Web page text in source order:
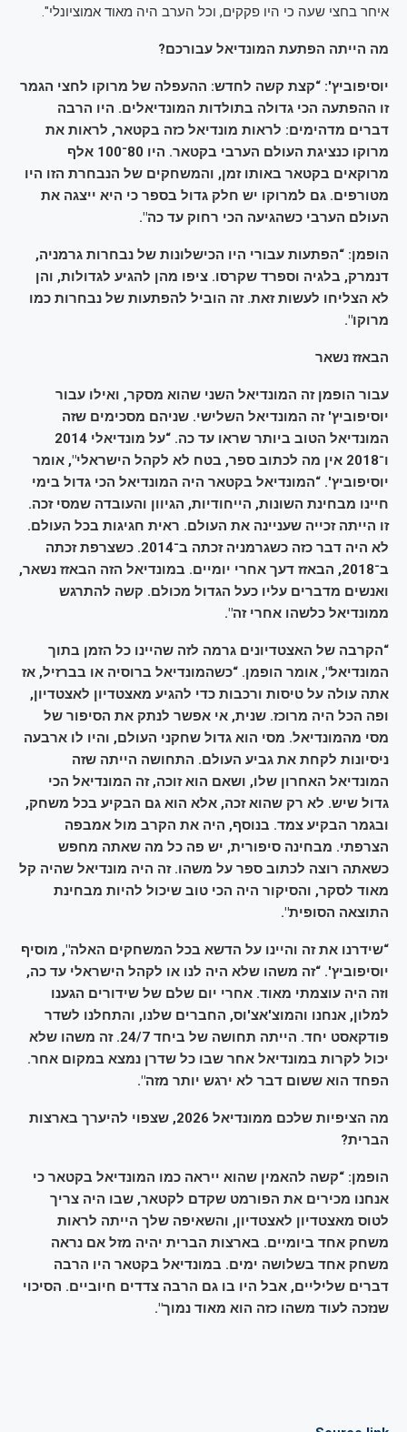
איחר בחצי שעה כי היו פקקים, וכל הערב היה מאוד אמוציונלי".
מה הייתה הפתעת המונדיאל עבורכם?
יוסיפוביץ': “קצת קשה לחדש: ההעפלה של מרוקו לחצי הגמר
זו ההפתעה הכי גדולה בתולדות המונדיאלים. היו הרבה
דברים מדהימים: לראות מונדיאל כזה בקטאר, לראות את
מרוקו כנציגת העולם הערבי בקטאר. היו 80־100 אלף
מרוקאים בקטאר באותו זמן, והמשחקים של הנבחרת הזו היו
מטורפים. גם למרוקו יש חלק גדול בספר כי היא ייצגה את
העולם הערבי כשהגיעה הכי רחוק עד כה".
הופמן: “הפתעות עבורי היו הכישלונות של נבחרות גרמניה,
דנמרק, בלגיה וספרד שקרסו. ציפו מהן להגיע לגדולות, והן
לא הצליחו לעשות זאת. זה הוביל להפתעות של נבחרות כמו
מרוקו".
הבאזז נשאר
עבור הופמן זה המונדיאל השני שהוא מסקר, ואילו עבור
יוסיפוביץ' זה המונדיאל השלישי. שניהם מסכימים שזה
המונדיאל הטוב ביותר שראו עד כה. “על מונדיאלי 2014
ו־2018 אין מה לכתוב ספר, בטח לא לקהל הישראלי", אומר
יוסיפוביץ'. “המונדיאל בקטאר היה המונדיאל הכי גדול בימי
חיינו מבחינת השונות, הייחודיות, הגיוון והעובדה שמסי זכה.
זו הייתה זכייה שעניינה את העולם. ראית חגיגות בכל העולם.
לא היה דבר כזה כשגרמניה זכתה ב־2014. כשצרפת זכתה
ב־2018, הבאזז דעך אחרי יומיים. במונדיאל הזה הבאזז נשאר,
ואנשים מדברים עליו כעל הגדול מכולם. קשה להתרגש
ממונדיאל כלשהו אחרי זה".
“הקרבה של האצטדיונים גרמה לזה שהיינו כל הזמן בתוך
המונדיאל", אומר הופמן. “כשהמונדיאל ברוסיה או בברזיל, אז
אתה עולה על טיסות ורכבות כדי להגיע מאצטדיון לאצטדיון,
ופה הכל היה מרוכז. שנית, אי אפשר לנתק את הסיפור של
מסי מהמונדיאל. מסי הוא גדול שחקני העולם, והיו לו ארבעה
ניסיונות לקחת את גביע העולם. התחושה הייתה שזה
המונדיאל האחרון שלו, ושאם הוא זוכה, זה המונדיאל הכי
גדול שיש. לא רק שהוא זכה, אלא הוא גם הבקיע בכל משחק,
ובגמר הבקיע צמד. בנוסף, היה את הקרב מול אמבפה
הצרפתי. מבחינה סיפורית, יש פה כל מה שאתה מחפש
כשאתה רוצה לכתוב ספר על משהו. זה היה מונדיאל שהיה קל
מאוד לסקר, והסיקור היה הכי טוב שיכול להיות מבחינת
התוצאה הסופית".
“שידרנו את זה והיינו על הדשא בכל המשחקים האלה", מוסיף
יוסיפוביץ'. “זה משהו שלא היה לנו או לקהל הישראלי עד כה,
וזה היה עוצמתי מאוד. אחרי יום שלם של שידורים הגענו
למלון, אנחנו והמוצ'אצ'וס, החברים שלנו, והתחלנו לשדר
פודקאסט יחד. הייתה תחושה של ביחד 24/7. זה משהו שלא
יכול לקרות במונדיאל אחר שבו כל שדרן נמצא במקום אחר.
הפחד הוא ששום דבר לא ירגש יותר מזה".
מה הציפיות שלכם ממונדיאל 2026, שצפוי להיערך בארצות
הברית?
הופמן: “קשה להאמין שהוא ייראה כמו המונדיאל בקטאר כי
אנחנו מכירים את הפורמט שקדם לקטאר, שבו היה צריך
לטוס מאצטדיון לאצטדיון, והשאיפה שלך הייתה לראות
משחק אחד ביומיים. בארצות הברית יהיה מזל אם נראה
משחק אחד בשלושה ימים. במונדיאל בקטאר היו הרבה
דברים שליליים, אבל היו בו גם הרבה צדדים חיוביים. הסיכוי
שנזכה לעוד משהו כזה הוא מאוד נמוך".